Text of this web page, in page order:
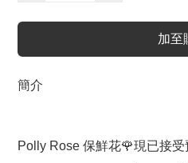
加至
簡介
Polly Rose 保鮮花🌹現已接